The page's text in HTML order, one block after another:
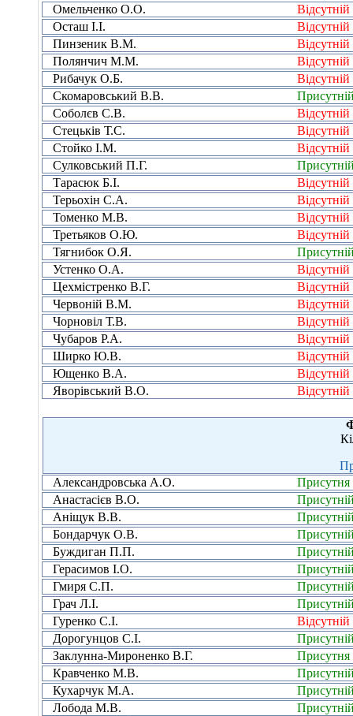
Омельченко О.О.
Відсутній
Осташ І.І.
Відсутній
Пинзеник В.М.
Відсутній
Полянчич М.М.
Відсутній
Рибачук О.Б.
Відсутній
Скомаровський В.В.
Соболєв С.В.
Відсутній
Стецьків Т.С.
Відсутній
Стойко І.М.
Відсутній
Сулковський П.Г.
Тарасюк Б.І.
Відсутній
Терьохін С.А.
Відсутній
Томенко М.В.
Відсутній
Третьяков О.Ю.
Відсутній
Тягнибок О.Я.
Устенко О.А.
Відсутній
Цехмістренко В.Г.
Відсутній
Червоній В.М.
Відсутній
Чорновіл Т.В.
Відсутній
Чубаров Р.А.
Відсутній
Ширко Ю.В.
Відсутній
Ющенко В.А.
Відсутній
Яворівський В.О.
Відсутній
Александровська А.О.
Присутня
Анастасієв В.О.
Аніщук В.В.
Бондарчук О.В.
Буждиган П.П.
Герасимов І.О.
Гмиря С.П.
Грач Л.І.
Гуренко С.І.
Відсутній
Дорогунцов С.І.
Заклунна-Мироненко В.Г.
Присутня
Кравченко М.В.
Кухарчук М.А.
Лобода М.В.